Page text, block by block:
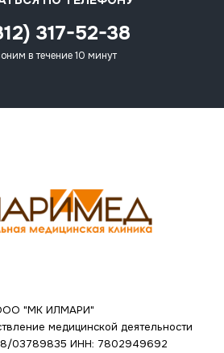
317-52-38
в течение 10 минут
"МК ИЛМАРИ"
медицинской деятельности
03789835 ИНН: 7802949692